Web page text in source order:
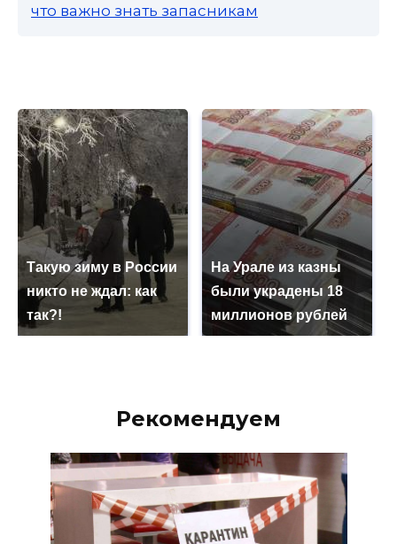
что важно знать запасникам
Такую зиму в России
никто не ждал: как
так?!
На Урале из казны
были украдены 18
миллионов рублей
Рекомендуем